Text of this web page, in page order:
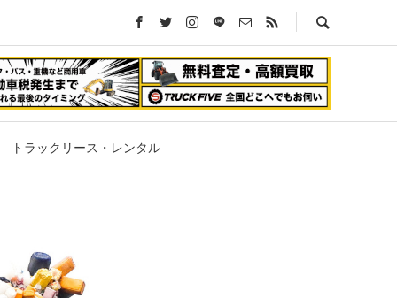
トラックリース・レンタル